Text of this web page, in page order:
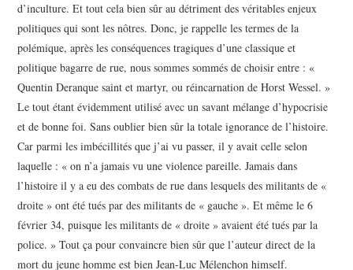
d’inculture. Et tout cela bien sûr au détriment des véritables enjeux
politiques qui sont les nôtres. Donc, je rappelle les termes de la
polémique, après les conséquences tragiques d’une classique et
politique bagarre de rue, nous sommes sommés de choisir entre : «
Quentin Deranque saint et martyr, ou réincarnation de Horst Wessel. »
Le tout étant évidemment utilisé avec un savant mélange d’hypocrisie
et de bonne foi. Sans oublier bien sûr la totale ignorance de l’histoire.
Car parmi les imbécillités que j’ai vu passer, il y avait celle selon
laquelle : « on n’a jamais vu une violence pareille. Jamais dans
l’histoire il y a eu des combats de rue dans lesquels des militants de «
droite » ont été tués par des militants de « gauche ». Et même le 6
février 34, puisque les militants de « droite » avaient été tués par la
police. » Tout ça pour convaincre bien sûr que l’auteur direct de la
mort du jeune homme est bien Jean-Luc Mélenchon himself.